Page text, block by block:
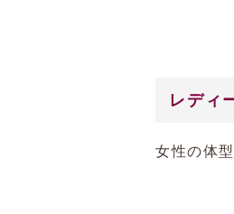
レディ
女性の体